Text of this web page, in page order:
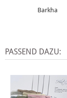
Barkha
PASSEND DAZU: